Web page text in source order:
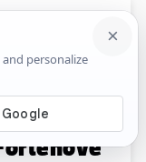
Komentari
za